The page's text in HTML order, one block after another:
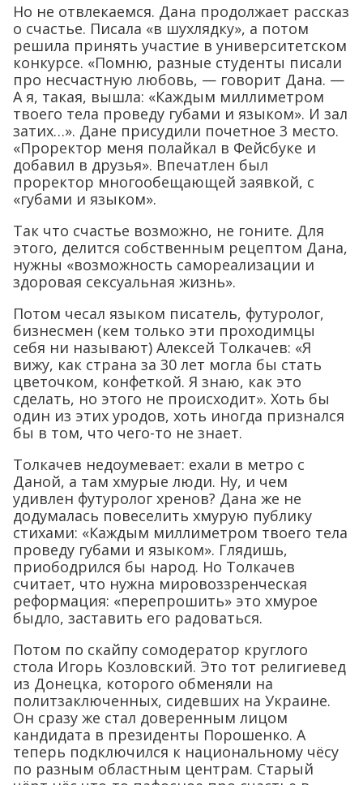
Но не отвлекаемся. Дана продолжает рассказ
о счастье. Писала «в шухлядку», а потом
решила принять участие в университетском
конкурсе. «Помню, разные студенты писали
про несчастную любовь, — говорит Дана. —
А я, такая, вышла: «Каждым миллиметром
твоего тела проведу губами и языком». И зал
затих…». Дане присудили почетное 3 место.
«Проректор меня полайкал в Фейсбуке и
добавил в друзья». Впечатлен был
проректор многообещающей заявкой, с
«губами и языком».
Так что счастье возможно, не гоните. Для
этого, делится собственным рецептом Дана,
нужны «возможность самореализации и
здоровая сексуальная жизнь».
Потом чесал языком писатель, футуролог,
бизнесмен (кем только эти проходимцы
себя ни называют) Алексей Толкачев: «Я
вижу, как страна за 30 лет могла бы стать
цветочком, конфеткой. Я знаю, как это
сделать, но этого не происходит». Хоть бы
один из этих уродов, хоть иногда признался
бы в том, что чего-то не знает.
Толкачев недоумевает: ехали в метро с
Даной, а там хмурые люди. Ну, и чем
удивлен футуролог хренов? Дана же не
додумалась повеселить хмурую публику
стихами: «Каждым миллиметром твоего тела
проведу губами и языком». Глядишь,
приободрился бы народ. Но Толкачев
считает, что нужна мировоззренческая
реформация: «перепрошить» это хмурое
быдло, заставить его радоваться.
Потом по скайпу сомодератор круглого
стола Игорь Козловский. Это тот религиевед
из Донецка, которого обменяли на
политзаключенных, сидевших на Украине.
Он сразу же стал доверенным лицом
кандидата в президенты Порошенко. А
теперь подключился к национальному чёсу
по разным областным центрам. Старый